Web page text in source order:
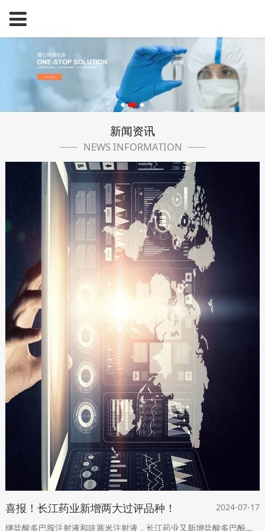
新闻资讯
NEWS INFORMATION
喜报！长江药业新增两大过评品种！
2024-07-17
继盐酸多巴胺注射液和呋塞米注射液，长江药业又新增盐酸多巴酚丁胺注射液和地塞米松磷酸钠注射液两大一致性评价品种！